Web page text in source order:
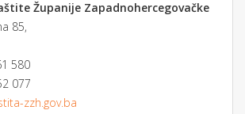
Županije Zapadnohercegovačke
85,
580
077
zzh.gov.ba